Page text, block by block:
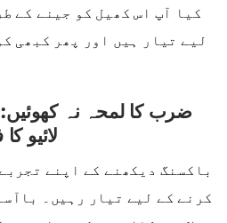
کیا آپ اس کھیل کو جینے کے
لیے تیار ہیں اور پھر کبھی
ضرب کا لمحہ نہ
لائیو
باکسنگ دیکھنے کے اپنے
کرنے کے لیے تیار رہیں۔